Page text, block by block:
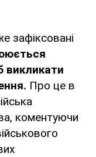
зафіксовані
викликати
Про це в
коментуючи